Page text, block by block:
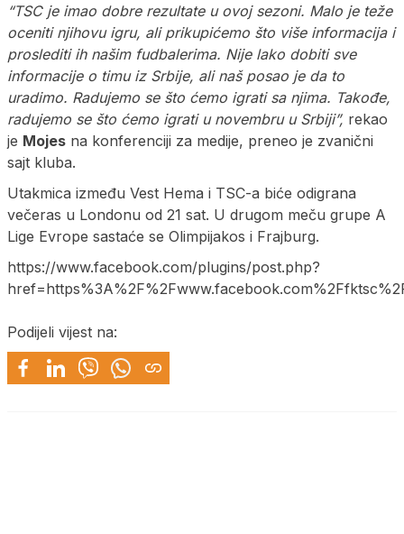
“TSC je imao dobre rezultate u ovoj sezoni. Malo je teže
oceniti njihovu igru, ali prikupićemo što više informacija i
proslediti ih našim fudbalerima. Nije lako dobiti sve
informacije o timu iz Srbije, ali naš posao je da to
uradimo. Radujemo se što ćemo igrati sa njima. Takođe,
radujemo se što ćemo igrati u novembru u Srbiji”, rekao
je Mojes na konferenciji za medije, preneo je zvanični
sajt kluba.
Utakmica između Vest Hema i TSC-a biće odigrana
večeras u Londonu od 21 sat. U drugom meču grupe A
Lige Evrope sastaće se Olimpijakos i Frajburg.
https://www.facebook.com/plugins/post.php?
Podijeli vijest na: